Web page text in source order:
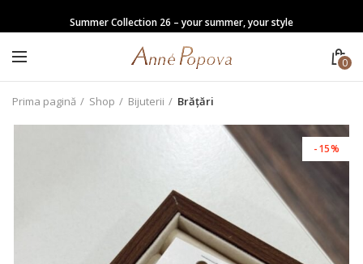
Summer Collection 26 – your summer, your style
0
Prima pagină Shop Bijuterii Brățări
-15%